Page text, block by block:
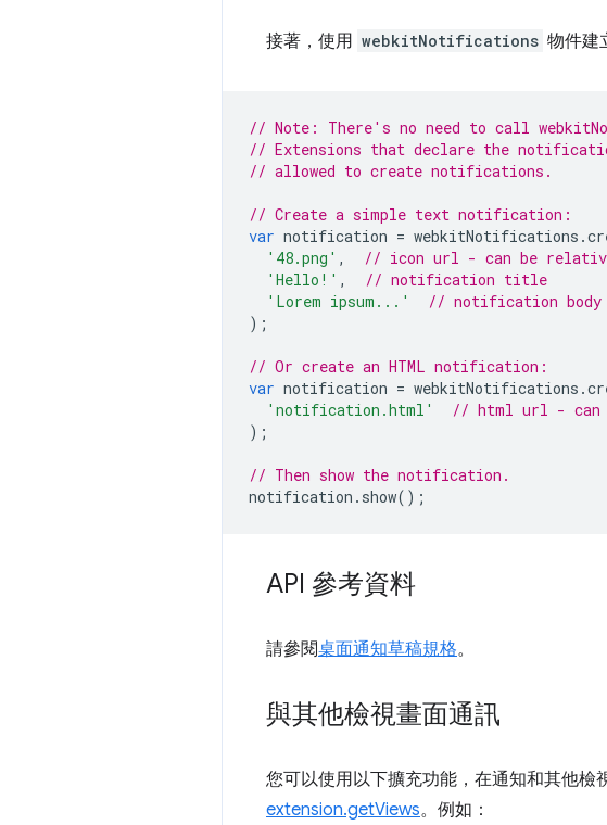
接著，使用 webkitNotifications 物件建
// Note: There's no need to call
// Extensions that declare the
// allowed to create notifications.
// Create a simple text notification:
var notification = webkitNotifications .
'48.png' ,
// icon url - can be
'Hello!' ,
// notification title
'Lorem ipsum...'
// notification
);
// Or create an HTML notification:
var notification = webkitNotifications .
'notification.html'
// html url - can
);
// Then show the notification.
notification . show();
API 參考資料
請參閱桌面通知草稿規格。
與其他檢視畫面通訊
您可以使用以下擴充功能，在通知和其他檢
extension.getViews。例如：